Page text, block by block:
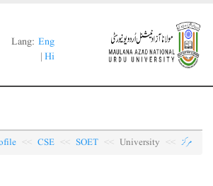
main
content
Lang: Eng
| Hi
مرکز SOET
CSE